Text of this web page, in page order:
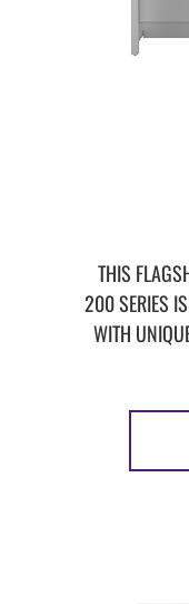
THIS
200 SERIES
WITH